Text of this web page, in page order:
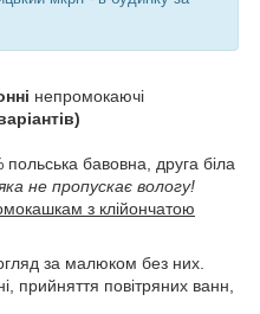
непромокаючі
бавовна, друга біла
не пропускає вологу!
з клійончатою
за малюком без них.
прийняття повітряних ванн,